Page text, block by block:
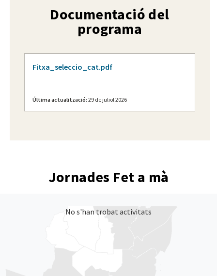
Documentació del
programa
Fitxa_seleccio_cat.pdf
Última actualització: 29 de juliol 2026
Jornades Fet a mà
No s'han trobat activitats